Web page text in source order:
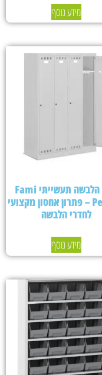
מידע נוסף
ארון הלבשה תעשייתי Fami
Perfom – פתרון אחסון מקצועי
לחדרי הלבשה
מידע נוסף